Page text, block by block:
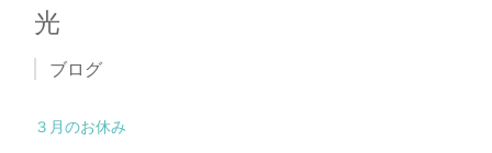
光
ブログ
３月のお休み